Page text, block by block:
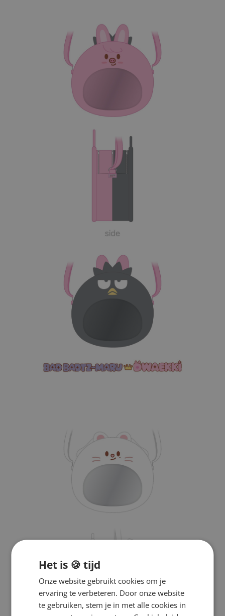
Het is 🍪 tijd
Onze website gebruikt cookies om je
ervaring te verbeteren. Door onze website
te gebruiken, stem je in met alle cookies in